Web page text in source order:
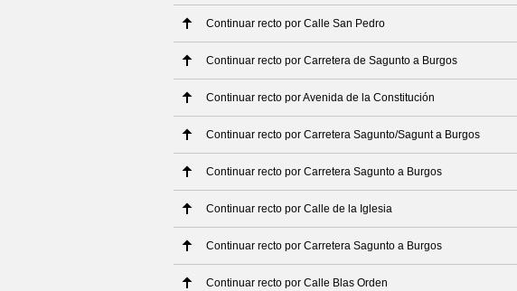
Continuar recto por Calle San Pedro
Continuar recto por Carretera de Sagunto a Burgos
Continuar recto por Avenida de la Constitución
Continuar recto por Carretera Sagunto/Sagunt a Burgos
Continuar recto por Carretera Sagunto a Burgos
Continuar recto por Calle de la Iglesia
Continuar recto por Carretera Sagunto a Burgos
Continuar recto por Calle Blas Orden